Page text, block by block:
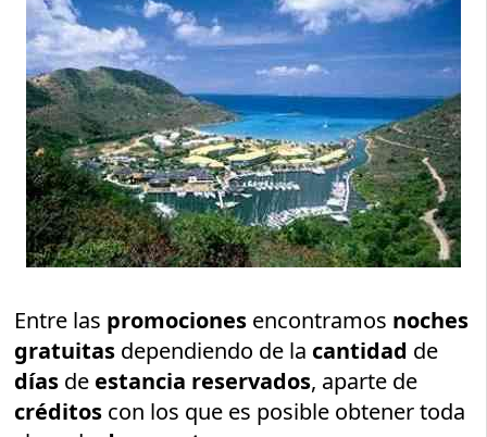
Entre las promociones encontramos noches
gratuitas dependiendo de la cantidad de
días de estancia reservados, aparte de
créditos con los que es posible obtener toda